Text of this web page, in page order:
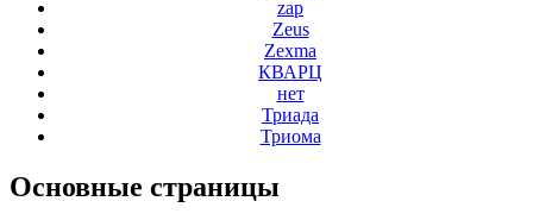
zap
Zeus
Zexma
КВАРЦ
нет
Триада
Триома
Основные страницы